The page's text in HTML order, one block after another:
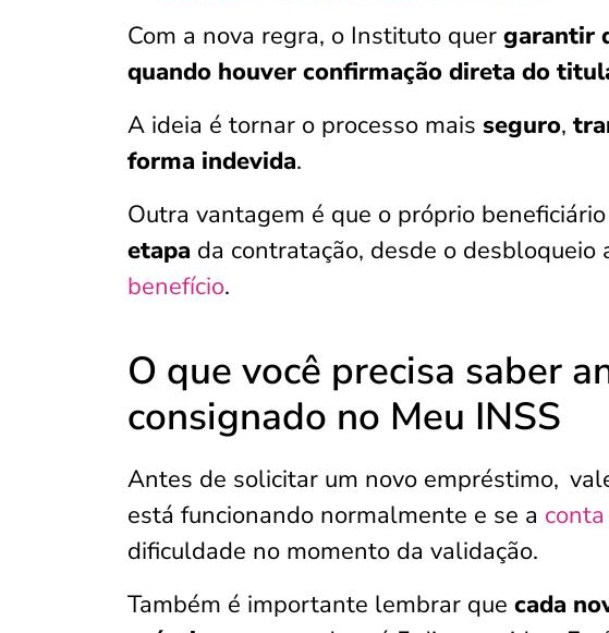
Com a nova regra, o Instituto quer garantir
quando houver confirmação direta do
A ideia é tornar o processo mais seguro,
forma indevida.
Outra vantagem é que o próprio
etapa da contratação, desde o
benefício.
O que você precisa saber
consignado no Meu INSS
Antes de solicitar um novo empréstimo,
está funcionando normalmente e se a
dificuldade no momento da validação.
Também é importante lembrar que cada